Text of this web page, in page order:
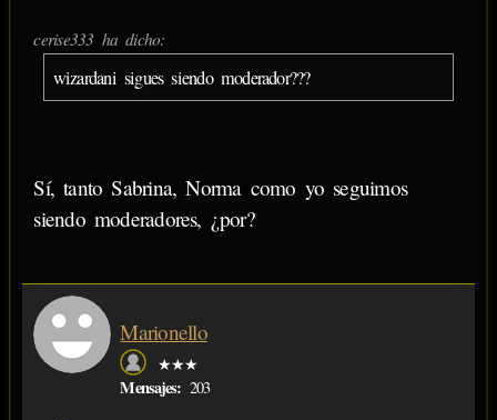
cerise333 ha dicho:
wizardani sigues siendo moderador???
Sí, tanto Sabrina, Norma como yo seguimos
siendo moderadores, ¿por?
Marionello
★★★
Mensajes: 203